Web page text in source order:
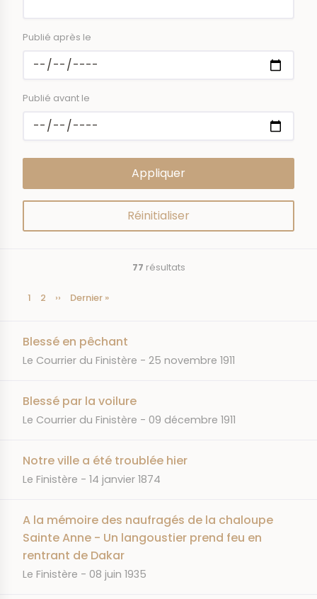
Publié après le
Publié avant le
77 résultats
Pagination
Page
1 Page
2
Page
››
Dernière
Dernier »
Blessé en pêchant
JOURNAL
Le Courrier du Finistère DATE
25 novembre 1911
Blessé par la voilure
JOURNAL
Le Courrier du Finistère DATE
09 décembre 1911
Notre ville a été troublée hier
JOURNAL
Le Finistère DATE
14 janvier 1874
A la mémoire des naufragés de la chaloupe
Sainte Anne - Un langoustier prend feu en
rentrant de Dakar
JOURNAL
Le Finistère DATE
08 juin 1935